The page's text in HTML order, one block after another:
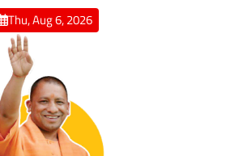
Thu, Aug 6, 2026